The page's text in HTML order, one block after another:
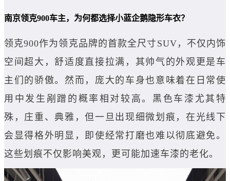
南京领克900车主，为何都选择小蓝企鹅隐形车衣？
领克900作为领克品牌的首款全尺寸SUV，不仅内饰
空间超大，舒适度直接拉满，其帅气的外观更是车
主们的骄傲。然而，庞大的车身也意味着在日常使
用中发生剐蹭的概率相对较高。黑色车漆尤其特
殊，庄重、典雅，但一旦出现细微划痕，在光线下
会显得格外明显，即使经常打磨也难以彻底避免。
这些划痕不仅影响美观，更可能加速车漆的老化。